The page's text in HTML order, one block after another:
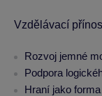
Vzdělávací
Rozvoj jemné
Podpora
Hraní jako